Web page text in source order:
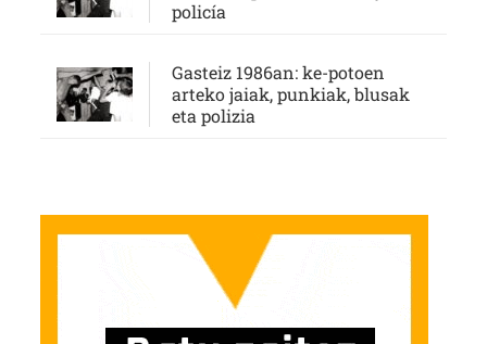
policía
Gasteiz 1986an: ke-potoen
arteko jaiak, punkiak, blusak
eta polizia